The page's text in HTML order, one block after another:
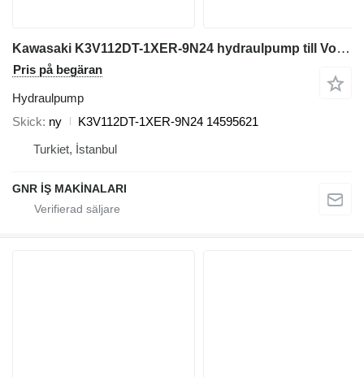
Kawasaki K3V112DT-1XER-9N24 hydraulpump till Volvo grävmaskin
Pris på begäran
Hydraulpump
Skick ny
K3V112DT-1XER-9N24 14595621
Turkiet, İstanbul
GNR İŞ MAKİNALARI